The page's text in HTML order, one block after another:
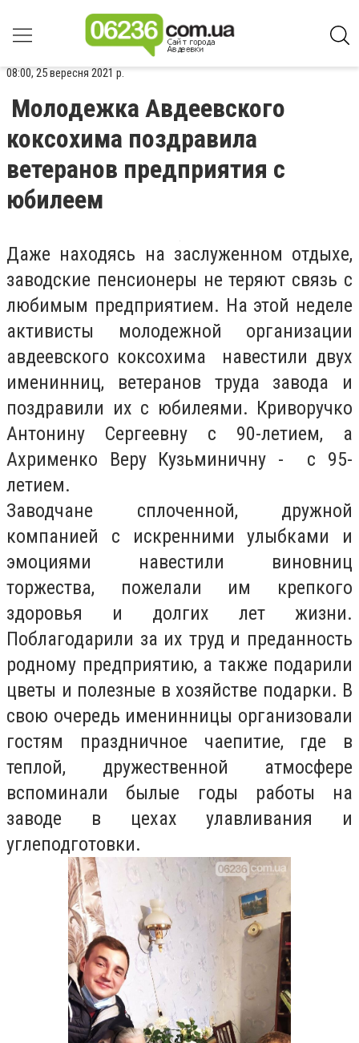
08:00, 25 вересня 2021 р.
Молодежка Авдеевского
коксохима поздравила
ветеранов предприятия с
юбилеем
Даже находясь на заслуженном отдыхе,
заводские пенсионеры не теряют связь с
любимым предприятием. На этой неделе
активисты молодежной организации
авдеевского коксохима навестили двух
именинниц, ветеранов труда завода и
поздравили их с юбилеями. Криворучко
Антонину Сергеевну с 90-летием, а
Ахрименко Веру Кузьминичну - с 95-
летием.
Заводчане сплоченной, дружной
компанией с искренними улыбками и
эмоциями навестили виновниц
торжества, пожелали им крепкого
здоровья и долгих лет жизни.
Поблагодарили за их труд и преданность
родному предприятию, а также подарили
цветы и полезные в хозяйстве подарки. В
свою очередь именинницы организовали
гостям праздничное чаепитие, где в
теплой, дружественной атмосфере
вспоминали былые годы работы на
заводе в цехах улавливания и
углеподготовки.